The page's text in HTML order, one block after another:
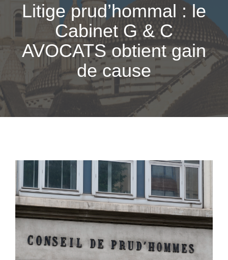
Litige prud’hommal : le
Cabinet G & C
AVOCATS obtient gain
de cause